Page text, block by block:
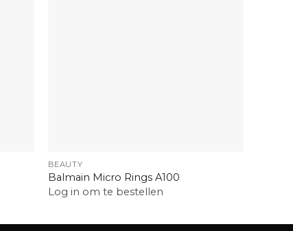
BEAUTY
Balmain Micro Rings A100
Log in om te bestellen